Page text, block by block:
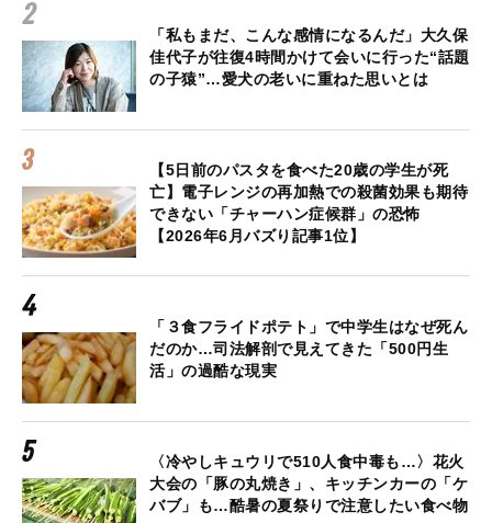
「私もまだ、こんな感情になるんだ」大久保
佳代子が往復4時間かけて会いに行った“話題
の子猿”…愛犬の老いに重ねた思いとは
【5日前のパスタを食べた20歳の学生が死
亡】電子レンジの再加熱での殺菌効果も期待
できない「チャーハン症候群」の恐怖
【2026年6月バズり記事1位】
「３食フライドポテト」で中学生はなぜ死ん
だのか…司法解剖で見えてきた「500円生
活」の過酷な現実
〈冷やしキュウリで510人食中毒も…〉花火
大会の「豚の丸焼き」、キッチンカーの「ケ
バブ」も…酷暑の夏祭りで注意したい食べ物